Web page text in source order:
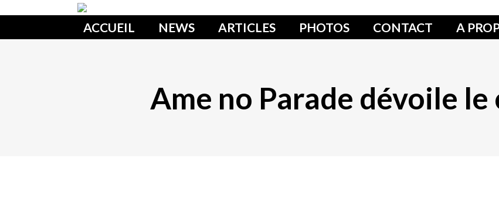
ACCUEIL NEWS ARTICLES PHOTOS CONTACT A
Ame no Parade dévoile le